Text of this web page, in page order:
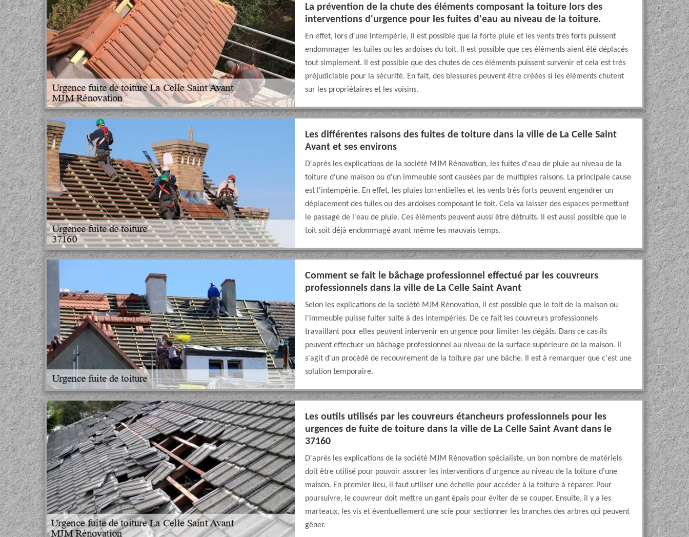
La prévention de la chute des éléments composant la toiture lors des
interventions d'urgence pour les fuites d'eau au niveau de la toiture.
En effet, lors d'une intempérie, il est possible que la forte pluie et les vents très forts puissent
endommager les tuiles ou les ardoises du toit. Il est possible que ces éléments aient été déplacés
tout simplement. Il est possible que des chutes de ces éléments puissent survenir et cela est très
préjudiciable pour la sécurité. En fait, des blessures peuvent être créées si les éléments chutent
sur les propriétaires et les voisins.
Les différentes raisons des fuites de toiture dans la ville de La Celle Saint
Avant et ses environs
D'après les explications de la société MJM Rénovation, les fuites d'eau de pluie au niveau de la
toiture d'une maison ou d'un immeuble sont causées par de multiples raisons. La principale cause
est l'intempérie. En effet, les pluies torrentielles et les vents très forts peuvent engendrer un
déplacement des tuiles ou des ardoises composant le toit. Cela va laisser des espaces permettant
le passage de l'eau de pluie. Ces éléments peuvent aussi être détruits. Il est aussi possible que le
toit soit déjà endommagé avant même les mauvais temps.
Comment se fait le bâchage professionnel effectué par les couvreurs
professionnels dans la ville de La Celle Saint Avant
Selon les explications de la société MJM Rénovation, il est possible que le toit de la maison ou
l'immeuble puisse fuiter suite à des intempéries. De ce fait les couvreurs professionnels
travaillant pour elles peuvent intervenir en urgence pour limiter les dégâts. Dans ce cas ils
peuvent effectuer un bâchage professionnel au niveau de la surface supérieure de la maison. Il
s'agit d'un procédé de recouvrement de la toiture par une bâche. Il est à remarquer que c'est une
solution temporaire.
Les outils utilisés par les couvreurs étancheurs professionnels pour les
urgences de fuite de toiture dans la ville de La Celle Saint Avant dans le
37160
D'après les explications de la société MJM Rénovation spécialiste, un bon nombre de matériels
doit être utilisé pour pouvoir assurer les interventions d'urgence au niveau de la toiture d'une
maison. En premier lieu, il faut utiliser une échelle pour accéder à la toiture à réparer. Pour
poursuivre, le couvreur doit mettre un gant épais pour éviter de se couper. Ensuite, il y a les
marteaux, les vis et éventuellement une scie pour sectionner les branches des arbres qui peuvent
gêner.